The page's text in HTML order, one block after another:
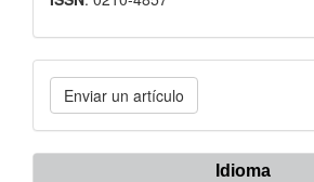
Enviar
un
artículo
Enviar un artículo
Idioma